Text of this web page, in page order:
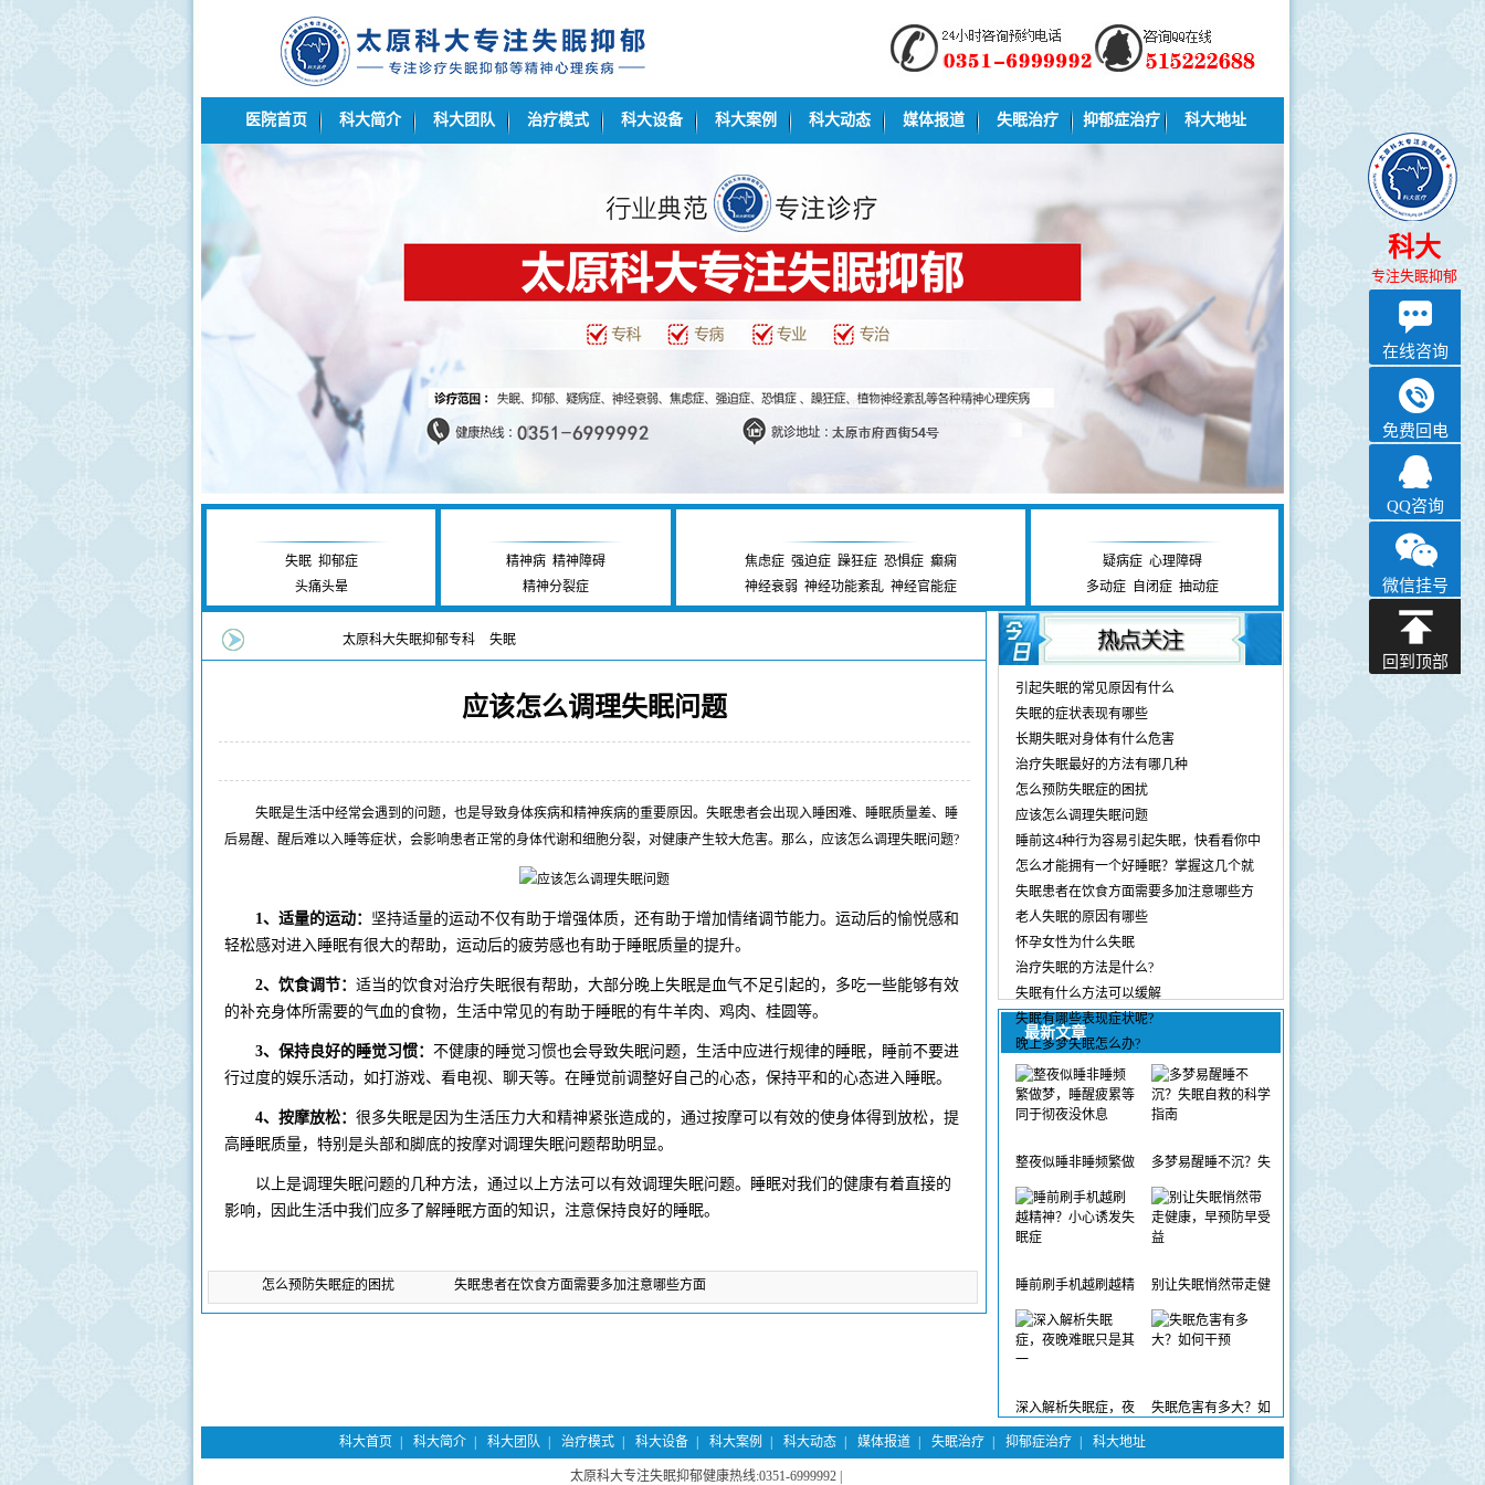
医院首页 科大简介 科大团队 治疗模式 科大设备 科大案例 科大动态 媒体报道 失眠治疗 抑郁症治疗 科大地址
失眠 抑郁症
头痛头晕
精神病 精神障碍
精神分裂症
焦虑症 强迫症 躁狂症 恐惧症 癫痫
神经衰弱 神经功能紊乱 神经官能症
疑病症 心理障碍
多动症 自闭症 抽动症
太原科大失眠抑郁专科 失眠
应该怎么调理失眠问题
失眠是生活中经常会遇到的问题，也是导致身体疾病和精神疾病的重要原因。失眠患者会出现入睡困难、睡眠质量差、睡
后易醒、醒后难以入睡等症状，会影响患者正常的身体代谢和细胞分裂，对健康产生较大危害。那么，应该怎么调理失眠问题?
1、适量的运动： 坚持适量的运动不仅有助于增强体质，还有助于增加情绪调节能力。运动后的愉悦感和
轻松感对进入睡眠有很大的帮助，运动后的疲劳感也有助于睡眠质量的提升。
2、饮食调节： 适当的饮食对治疗失眠很有帮助，大部分晚上失眠是血气不足引起的，多吃一些能够有效
的补充身体所需要的气血的食物，生活中常见的有助于睡眠的有牛羊肉、鸡肉、桂圆等。
3、保持良好的睡觉习惯： 不健康的睡觉习惯也会导致失眠问题，生活中应进行规律的睡眠，睡前不要进
行过度的娱乐活动，如打游戏、看电视、聊天等。在睡觉前调整好自己的心态，保持平和的心态进入睡眠。
4、按摩放松： 很多失眠是因为生活压力大和精神紧张造成的，通过按摩可以有效的使身体得到放松，提
高睡眠质量，特别是头部和脚底的按摩对调理失眠问题帮助明显。
以上是调理失眠问题的几种方法，通过以上方法可以有效调理失眠问题。睡眠对我们的健康有着直接的
影响，因此生活中我们应多了解睡眠方面的知识，注意保持良好的睡眠。
怎么预防失眠症的困扰 失眠患者在饮食方面需要多加注意哪些方面
引起失眠的常见原因有什么
失眠的症状表现有哪些
长期失眠对身体有什么危害
治疗失眠最好的方法有哪几种
怎么预防失眠症的困扰
应该怎么调理失眠问题
睡前这4种行为容易引起失眠，快看看你中
怎么才能拥有一个好睡眠？掌握这几个就
失眠患者在饮食方面需要多加注意哪些方
老人失眠的原因有哪些
怀孕女性为什么失眠
治疗失眠的方法是什么?
失眠有什么方法可以缓解
失眠有哪些表现症状呢?
晚上多梦失眠怎么办?
最新文章
整夜似睡非睡频繁做 多梦易醒睡不沉？失
睡前刷手机越刷越精 别让失眠悄然带走健
深入解析失眠症，夜 失眠危害有多大？如
科大首页 科大简介 科大团队 治疗模式 科大设备 科大案例 科大动态 媒体报道 失眠治疗 抑郁症治疗 科大地址
太原科大专注失眠抑郁健康热线:0351-6999992 |
科大
专注失眠抑郁
在线咨询
免费回电
QQ咨询
微信挂号
回到顶部